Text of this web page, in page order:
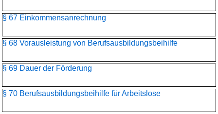
§ 67 Einkommensanrechnung
§ 68 Vorausleistung von Berufsausbildungsbeihilfe
§ 69 Dauer der Förderung
§ 70 Berufsausbildungsbeihilfe für Arbeitslose